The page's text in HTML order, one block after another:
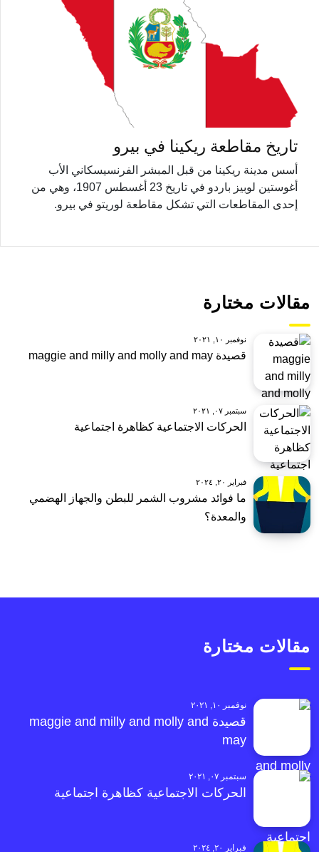
تاريخ مقاطعة ريكينا في بيرو
أسس مدينة ريكينا من قبل المبشر الفرنسيسكاني الأب
أغوستين لوبيز باردو في تاريخ 23 أغسطس 1907، وهي من
إحدى المقاطعات التي تشكل مقاطعة لوريتو في بيرو.
مقالات مختارة
نوفمبر ١٠, ٢٠٢١
قصيدة maggie and milly and molly and may
سبتمبر ٠٧, ٢٠٢١
الحركات الاجتماعية كظاهرة اجتماعية
فبراير ٢٠, ٢٠٢٤
ما فوائد مشروب الشمر للبطن والجهاز الهضمي
والمعدة؟
مقالات مختارة
نوفمبر ١٠, ٢٠٢١
قصيدة maggie and milly and molly and
may
سبتمبر ٠٧, ٢٠٢١
الحركات الاجتماعية كظاهرة اجتماعية
فبراير ٢٠, ٢٠٢٤